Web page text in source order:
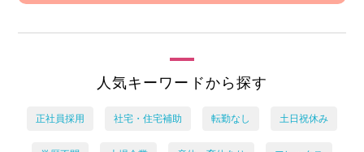
人気キーワードから探す
正社員採用 社宅・住宅補助 転勤なし 土日祝休み